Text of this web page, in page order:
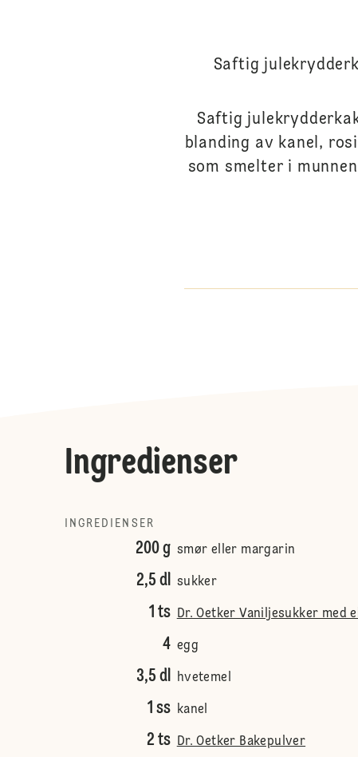
Saftig
Saftig
blanding av kanel,
som smelter i
Ingredienser
INGREDIENSER
200 g smør eller margarin
2,5 dl sukker
1 ts Dr. Oetker Vaniljesukker med
4 egg
3,5 dl hvetemel
1 ss kanel
2 ts Dr. Oetker Bakepulver